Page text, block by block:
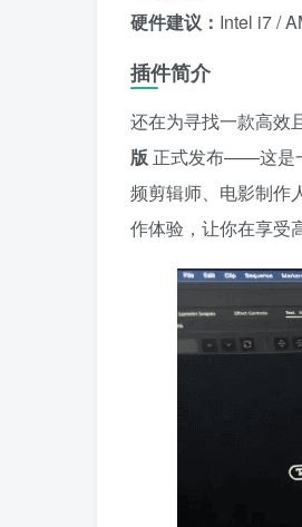
硬件建议： Intel i7 /
插件简介
还在为寻找一款高效
版 正式发布——这是
频剪辑师、电影制作
作体验，让你在享受